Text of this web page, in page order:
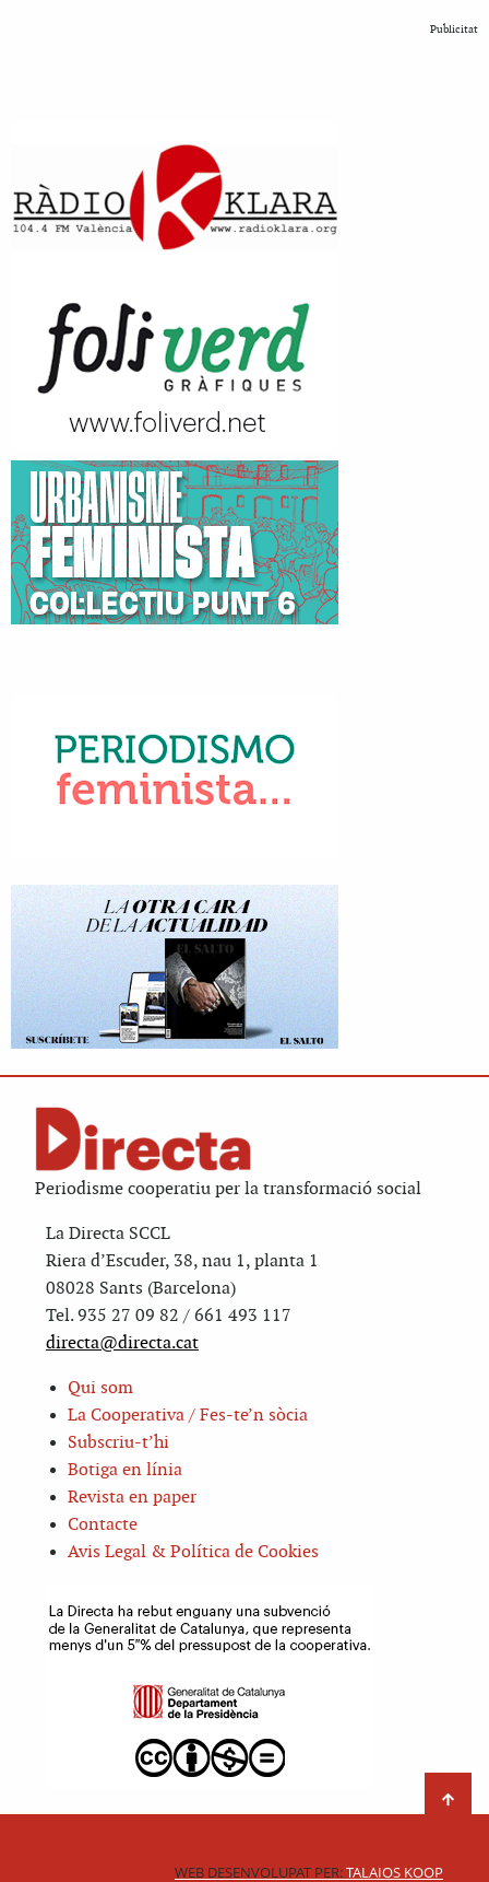
Publicitat
Periodisme cooperatiu per la transformació social
La Directa SCCL
Riera d’Escuder, 38, nau 1, planta 1
08028 Sants (Barcelona)
Tel. 935 27 09 82 / 661 493 117
directa@directa.cat
Qui som
La Cooperativa / Fes-te’n sòcia
Subscriu-t’hi
Botiga en línia
Revista en paper
Contacte
Avis Legal & Política de Cookies
WEB DESENVOLUPAT PER:TALAIOS KOOP